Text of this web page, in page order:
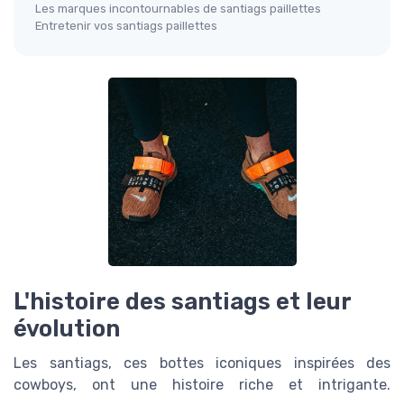
Les marques incontournables de santiags paillettes
Entretenir vos santiags paillettes
L'histoire des santiags et leur
évolution
Les santiags, ces bottes iconiques inspirées des
cowboys, ont une histoire riche et intrigante.